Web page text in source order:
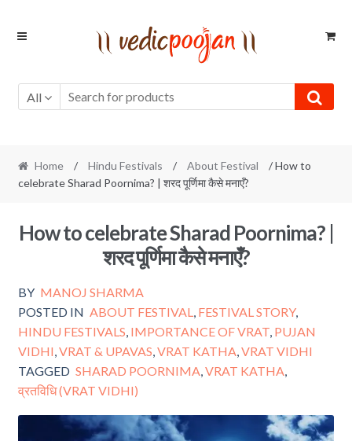
Skip
Skip
All
Home / Hindu Festivals / About Festival
/ How to
celebrate Sharad Poornima? | शरद पूर्णिमा कैसे मनाएँ?
How to celebrate Sharad Poornima? |
शरद पूर्णिमा कैसे मनाएँ?
BY MANOJ SHARMA
POSTED IN ABOUT FESTIVAL FESTIVAL STORY,
HINDU FESTIVALS IMPORTANCE OF VRAT, PUJAN
VIDHI VRAT & UPAVAS VRAT KATHA VRAT VIDHI
TAGGED SHARAD POORNIMA ,VRAT KATHA
व्रतविधि (VRAT VIDHI)